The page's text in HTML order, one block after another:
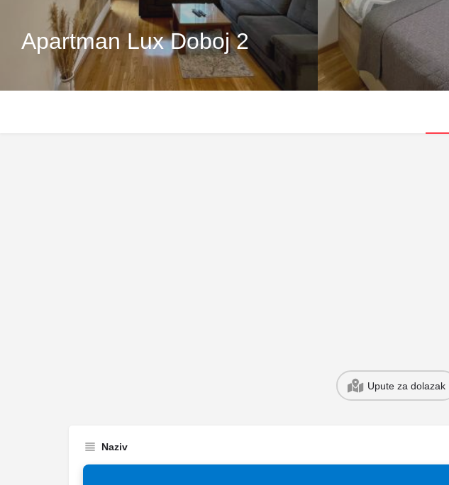
Apartman Lux Doboj 2
Upute za dolazak
Naziv